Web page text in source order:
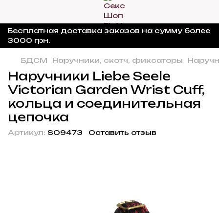
Бесплатная доставка заказов на сумму более
3000 грн.
БДСМ Наручники, скотч, фиксаторы
Наручники Liebe Seele
Victorian Garden Wrist Cuff,
кольца и соединительная
цепочка
Артикул: SO9473 Оставить отзыв